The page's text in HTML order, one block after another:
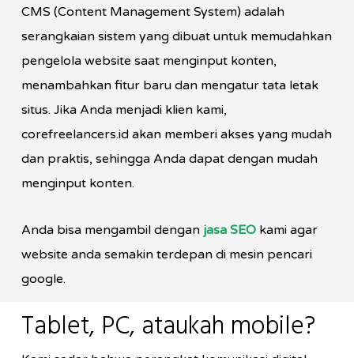
CMS (Content Management System) adalah
serangkaian sistem yang dibuat untuk memudahkan
pengelola website saat menginput konten,
menambahkan fitur baru dan mengatur tata letak
situs. Jika Anda menjadi klien kami,
corefreelancers.id akan memberi akses yang mudah
dan praktis, sehingga Anda dapat dengan mudah
menginput konten.
Anda bisa mengambil dengan jasa SEOkami agar
website anda semakin terdepan di mesin pencari
google.
Tablet, PC, ataukah mobile?